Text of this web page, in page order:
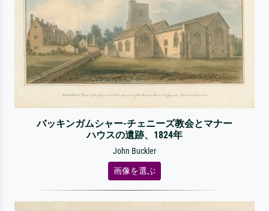
バッキンガムシャー-チェニーズ教会とマナー
ハウスの遺跡、1824年
John Buckler
画像を選ぶ